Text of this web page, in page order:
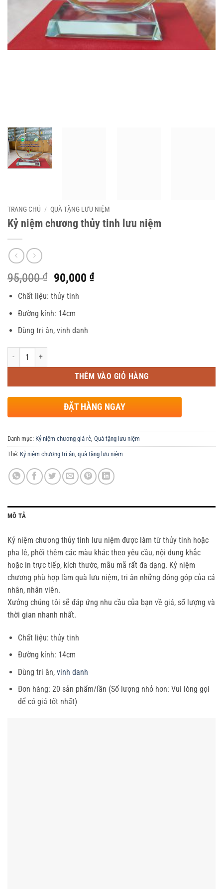
TRANG CHỦ / QUÀ TẶNG LƯU NIỆM
Kỷ niệm chương thủy tinh lưu niệm
95,000₫
Giá
gốc
là:
95,000 ₫.
90,000₫Giá
Chất liệu: thủy tinh
Đường kính: 14cm
Dùng tri ân, vinh danh
Số lượng
THÊM VÀO GIỎ HÀNG
ĐẶT HÀNG NGAY
Danh mục: Kỷ niệm chương giá rẻ Quà tặng lưu niệm
Thẻ: Kỷ niệm chương tri ân quà tặng lưu niệm
MÔ TẢ
Kỷ niệm chương thủy tinh lưu niệm được làm từ thủy tinh hoặc
pha lê, phối thêm các màu khác theo yêu cầu, nội dung khắc
hoặc in trực tiếp, kích thước, mẫu mã rất đa dạng. Kỷ niệm
chương phù hợp làm quà lưu niệm, tri ân những đóng góp của cá
nhân, nhân viên.
Xưởng chúng tôi sẽ đáp ứng nhu cầu của bạn về giá, số lượng và
thời gian nhanh nhất.
Chất liệu: thủy tinh
Đường kính: 14cm
Dùng tri ân, vinh danh
Đơn hàng: 20 sản phẩm/lần (Số lượng nhỏ hơn: Vui lòng gọi
để có giá tốt nhất)